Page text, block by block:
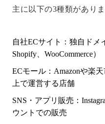
主に以下の3種類がありま
自社ECサイト
：独自ドメ
Shopify、WooCommerce）
ECモール ：Amazonや楽
上で運営する店舗
SNS・アプリ販売 ：
ウントでの販売